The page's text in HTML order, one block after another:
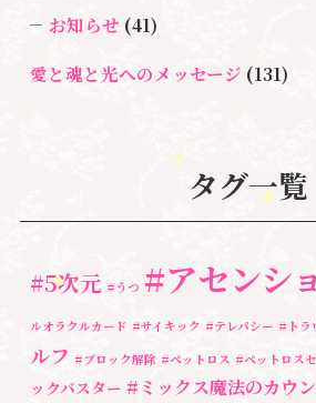
お知らせ (41)
愛と魂と光へのメッセージ (131)
亡くなった方に出会うセッショ
個人セッション(65)
養成講座(72)
勉強会・セミナー (54)
タグ一覧
#5次元 #うつ #アセンシ
ルオラクルカード #サイキック #テレパシー #トラ
ルフ #ブロック解除 #ペットロス #ペットロス
ックバスター #ミックス魔法のカウ